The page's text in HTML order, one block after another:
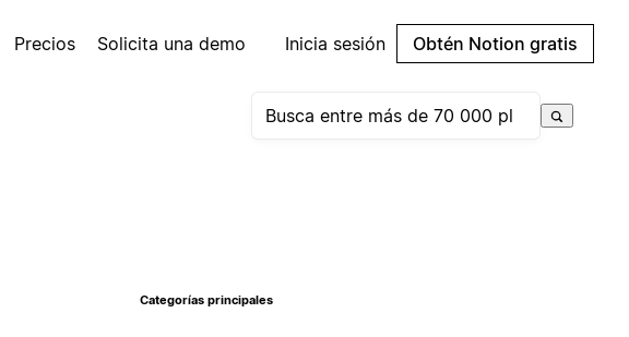
Precios Solicita una demo Inicia sesión Obtén Notion gratis
Categorías principales